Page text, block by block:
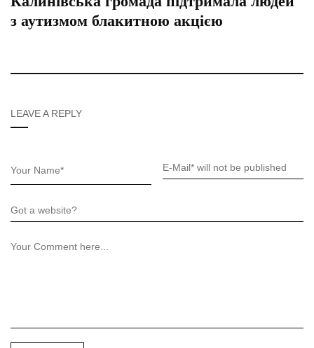
з аутизмом блакитною акцією
LEAVE A REPLY